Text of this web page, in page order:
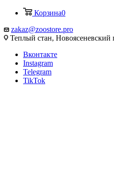
Корзина0
zakaz@zoostore.pro
Теплый стан, Новоясеневский
Вконтакте
Instagram
Telegram
TikTok